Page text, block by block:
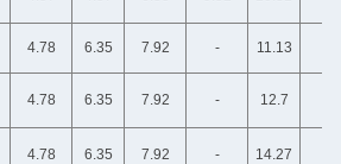
4.78 6.35 7.92 - 11.13
4.78 6.35 7.92 - 12.7
4.78 6.35 7.92 - 14.27